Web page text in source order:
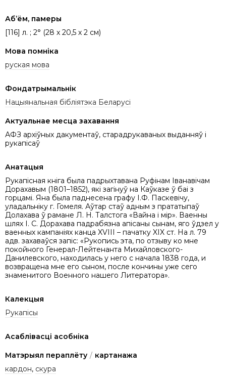
Аб’ём, памеры
[116] л. ; 2° (28 х 20,5 х 2 см)
Мова помніка
руская мова
Фондатрымальнік
Нацыянальная бібліятэка Беларусі
Актуальнае месца захавання
АФЗ архіўных дакументаў, старадрукаваных выданняў і
рукапісаў
Анатацыя
Рукапісная кніга была падрыхтавана Руфінам Іванавічам
Дорахавым (1801–1852), які загінуў на Каўказе ў баі з
горцамі. Яна была паднесена графу І.Ф. Паскевічу,
уладальніку г. Гомеля. Аўтар стаў адным з прататыпаў
Долахава ў рамане Л. Н. Талстога «Вайна і мір». Ваенны
шлях І. С. Дорахава падрабязна апісаны сынам, яго ўдзел у
ваенных кампаніях канца XVIII – пачатку XIX ст. На л. 79
адв. захаваўся запіс: «Рукопись эта, по отзыву ко мне
покойного Генерал-Лейтенанта Михайловского-
Данилевского, находилась у него с начала 1838 года, и
возвращена мне его сыном, после кончины уже сего
знаменитого Военного нашего Литератора».
Калекцыя
Рукапісы
Асаблівасці асобніка
Матэрыял пераплёту / картанажа
кардон, скура